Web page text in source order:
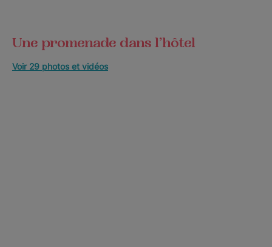
Une promenade dans l’hôtel
Voir 29 photos et vidéos